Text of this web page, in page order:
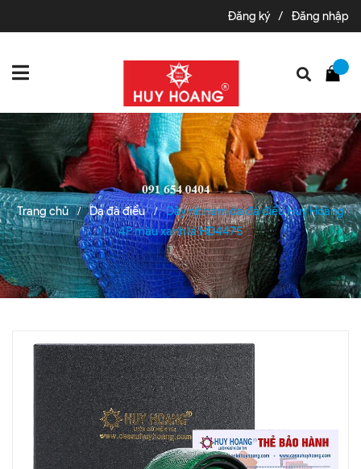
Đăng ký / Đăng nhập
Trang chủ / Da đà điểu /
Dây nịt nam da đà điểu Huy Hoàng
4P màu xanh lá HD4475